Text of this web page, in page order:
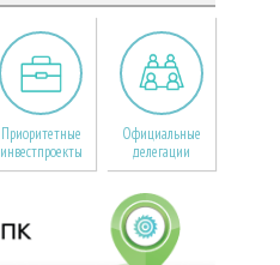
Приоритетные
инвестпроекты
Официальные
делегации